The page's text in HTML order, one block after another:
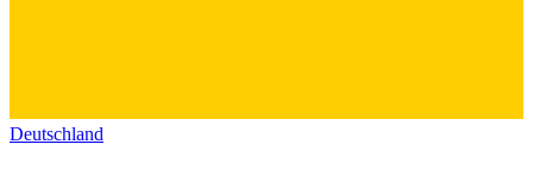
Deutschland